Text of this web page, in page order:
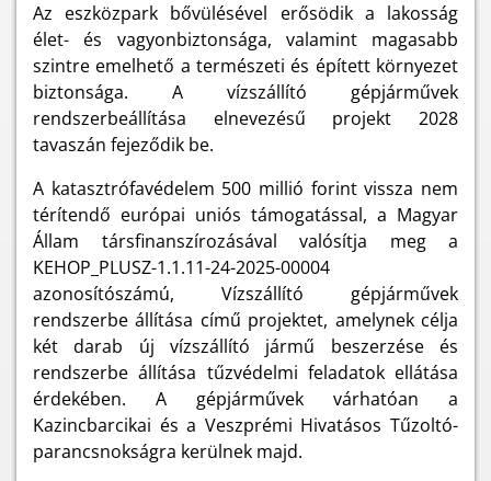
Az eszközpark bővülésével erősödik a lakosság
élet- és vagyonbiztonsága, valamint magasabb
szintre emelhető a természeti és épített környezet
biztonsága. A vízszállító gépjárművek
rendszerbeállítása elnevezésű projekt 2028
tavaszán fejeződik be.
A katasztrófavédelem 500 millió forint vissza nem
térítendő európai uniós támogatással, a Magyar
Állam társfinanszírozásával valósítja meg a
KEHOP_PLUSZ-1.1.11-24-2025-00004
azonosítószámú, Vízszállító gépjárművek
rendszerbe állítása című projektet, amelynek célja
két darab új vízszállító jármű beszerzése és
rendszerbe állítása tűzvédelmi feladatok ellátása
érdekében. A gépjárművek várhatóan a
Kazincbarcikai és a Veszprémi Hivatásos Tűzoltó-
parancsnokságra kerülnek majd.